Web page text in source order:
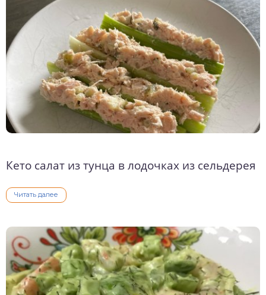
Кето салат из тунца в лодочках из сельдерея
Читать далее
выпечка
десерты
напитки